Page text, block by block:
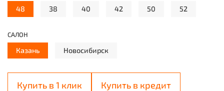
Купить в 1 клик Купить в кредит
48 38 40 42 50 52
САЛОН
Казань Новосибирск